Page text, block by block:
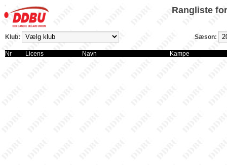
Rangliste for
Klub: Sæson:
Nr Licens Navn Kampe